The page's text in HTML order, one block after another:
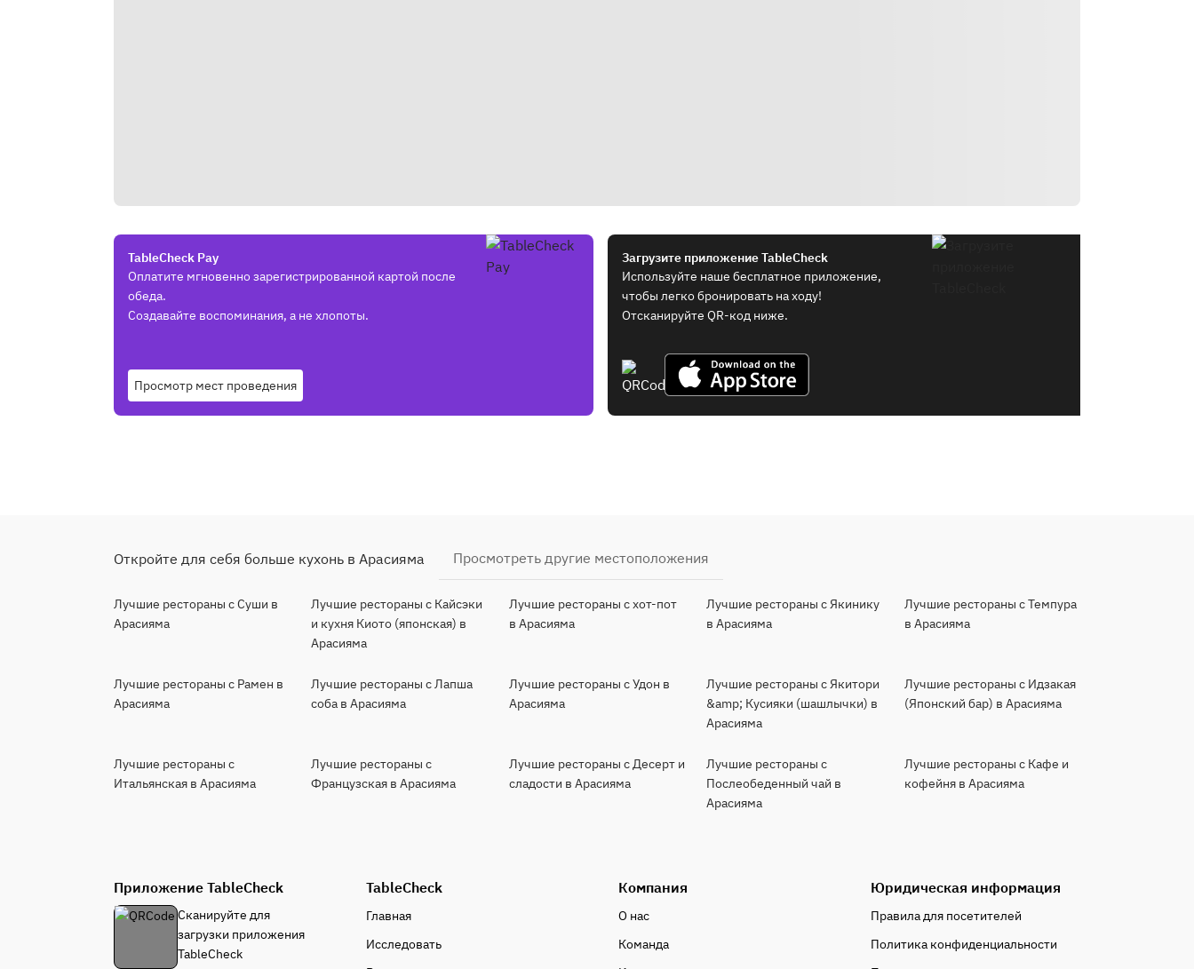
TableCheck Pay
Оплатите мгновенно зарегистрированной картой после
обеда.
Создавайте воспоминания, а не хлопоты.
Просмотр мест проведения
Загрузите приложение TableCheck
Используйте наше бесплатное приложение,
чтобы легко бронировать на ходу!
Отсканируйте QR-код ниже.
Откройте для себя больше кухонь в Арасияма Просмотреть другие местоположения
Лучшие рестораны с Суши в
Арасияма
Лучшие рестораны с Кайсэки
и кухня Киото (японская) в
Арасияма
Лучшие рестораны с хот-пот
в Арасияма
Лучшие рестораны с Якинику
в Арасияма
Лучшие рестораны с Темпура
в Арасияма
Лучшие рестораны с Рамен в
Арасияма
Лучшие рестораны с Лапша
соба в Арасияма
Лучшие рестораны с Удон в
Арасияма
Лучшие рестораны с Якитори
&amp; Кусияки (шашлычки) в
Арасияма
Лучшие рестораны с Идзакая
(Японский бар) в Арасияма
Лучшие рестораны с
Итальянская в Арасияма
Лучшие рестораны с
Французская в Арасияма
Лучшие рестораны с Десерт и
сладости в Арасияма
Лучшие рестораны с
Послеобеденный чай в
Арасияма
Лучшие рестораны с Кафе и
кофейня в Арасияма
Приложение TableCheck
Сканируйте для
загрузки приложения
TableCheck
TableCheck
Главная
Исследовать
Компания
О нас
Команда
Юридическая информация
Правила для посетителей
Политика конфиденциальности